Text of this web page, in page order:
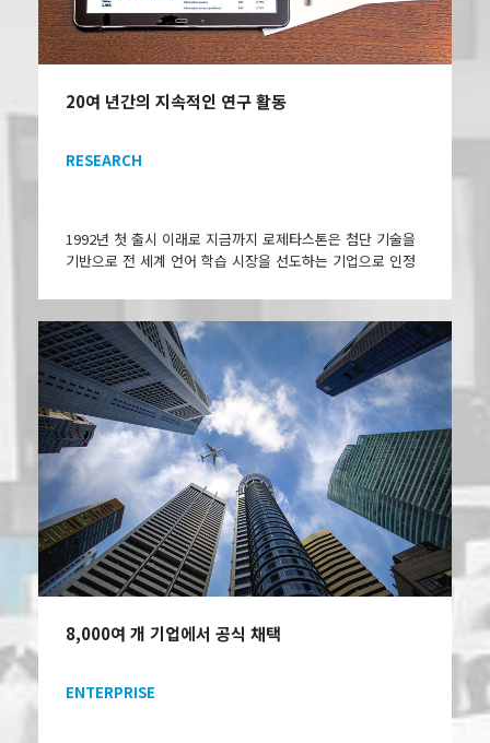
20여 년간의 지속적인 연구 활동
RESEARCH
1992년 첫 출시 이래로 지금까지 로제타스톤은 첨단 기술을
기반으로 전 세계 언어 학습 시장을 선도하는 기업으로 인정
8,000여 개 기업에서 공식 채택
ENTERPRISE